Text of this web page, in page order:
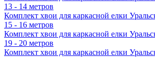
13 - 14 метров
Комплект хвои для каркасной елки
15 - 16 метров
Комплект хвои для каркасной елки
19 - 20 метров
Комплект хвои для каркасной елки